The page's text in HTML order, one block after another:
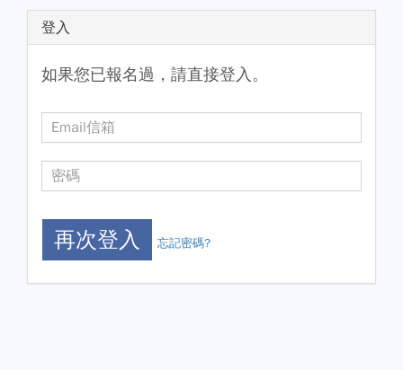
登入
如果您已報名過，請直接登入。
忘記密碼?